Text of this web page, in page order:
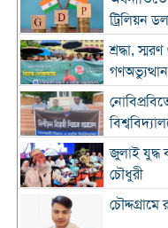
ট্রিলিয়ন
শ্রদ্ধা,
জুলাই যুদ্ধ
চৌধুরী